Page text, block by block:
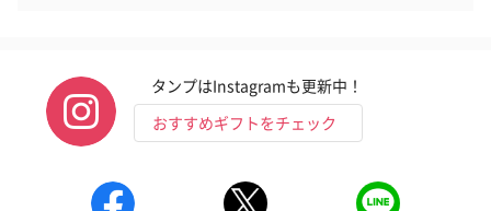
タンプはInstagramも更新中！
おすすめギフトをチェック